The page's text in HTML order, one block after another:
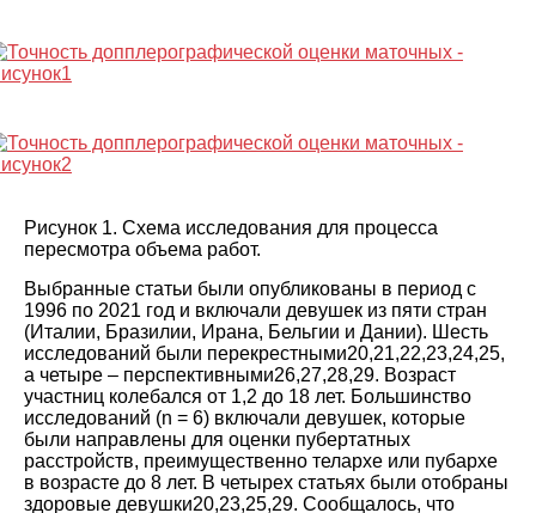
Рисунок 1. Схема исследования для процесса
пересмотра объема работ.
Выбранные статьи были опубликованы в период с
1996 по 2021 год и включали девушек из пяти стран
(Италии, Бразилии, Ирана, Бельгии и Дании). Шесть
исследований были перекрестными20,21,22,23,24,25,
а четыре – перспективными26,27,28,29. Возраст
участниц колебался от 1,2 до 18 лет. Большинство
исследований (n = 6) включали девушек, которые
были направлены для оценки пубертатных
расстройств, преимущественно телархе или пубархе
в возрасте до 8 лет. В четырех статьях были отобраны
здоровые девушки20,23,25,29. Сообщалось, что